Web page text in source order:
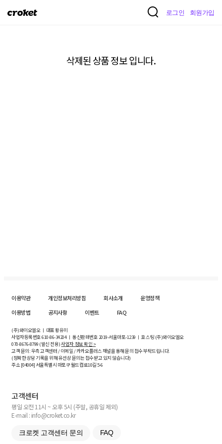
크
로그인 회원가입
삭제된 상품 정보 입니다.
이용약관 개인정보처리방침 회사소개
운영정책
이용방법
공지사항 이벤트 FAQ
(주)와이오엘오 ㅣ 대표 황유미
사업자등록번호610-86-34204ㅣ 통신판매번호 2019-서울마포-1239 ㅣ 호스팅 (주)와이오엘오
070-8676-8799 (발신 전용)사업자 정보 확인 >
고객 문의: 우측 고객센터 / 이메일 / 카카오플러스 채널을 통해 문의 접수 부탁드립니다.
(정확한 상담 기록을 위해 유선상 문의는 접수받고 있지 않습니다)
주소 [04004] 서울특별시 마포구 월드컵로10길5-6
고객센터
평일 오전 11시 ~ 오후 5시 (주말, 공휴일 제외)
E-mail : info@croket.co.kr
크로켓 고객센터 문의 FAQ